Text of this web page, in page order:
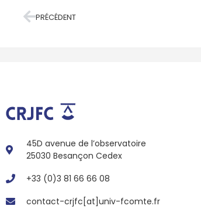
PRÉCÉDENT
45D avenue de l’observatoire
25030 Besançon Cedex
+33 (0)3 81 66 66 08
contact-crjfc[at]univ-fcomte.fr